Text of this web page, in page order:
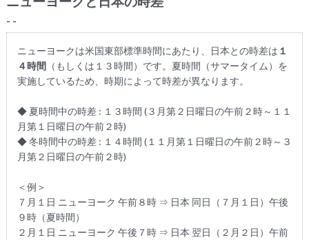
- -
ニューヨークは米国東部標準時間にあたり、日本との時差は １
４時間（もしくは１３時間）です。夏時間（サマータイム）を
実施しているため、時期によって時差が異なります。
◆ 夏時間中の時差 : １３時間 (３月第２日曜日の午前２時～１１
月第１日曜日の午前２時)
◆ 冬時間中の時差 : １４時間 (１１月第１日曜日の午前２時～３
月第２日曜日の午前２時)
＜例＞
７月１日 ニューヨーク 午前８時 ⇒ 日本 同日（７月１日）午後
９時（夏時間）
２月１日 ニューヨーク 午後７時 ⇒ 日本 翌日（２月２日）午前